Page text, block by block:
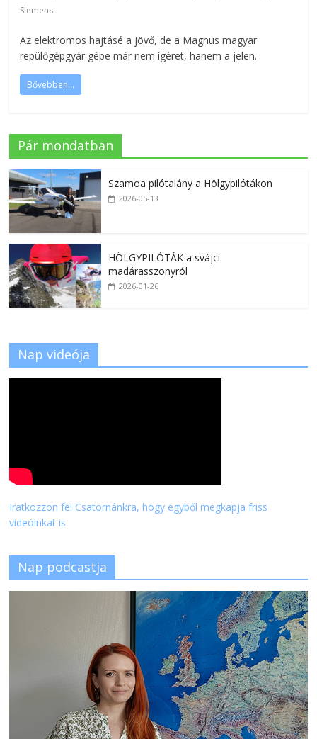
Siemens
Az elektromos hajtásé a jövő, de a Magnus magyar
repülőgépgyár gépe már nem ígéret, hanem a jelen.
Bővebben...
Pár mondatban
Szamoa pilótalány a Hölgypilótákon
2026-05-13
HÖLGYPILÓTÁK a svájci
madárasszonyról
2026-01-26
Nap videója
Iratkozzon fel Csatornánkra, hogy egyből megkapja friss
videóinkat is
Nap podcastja